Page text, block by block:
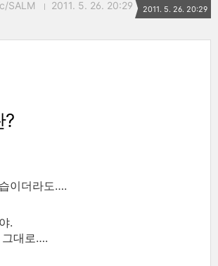
SALM 2011. 5. 26. 20:29 2011. 5. 26. 20:29
?
이더라도….
.
그대로….